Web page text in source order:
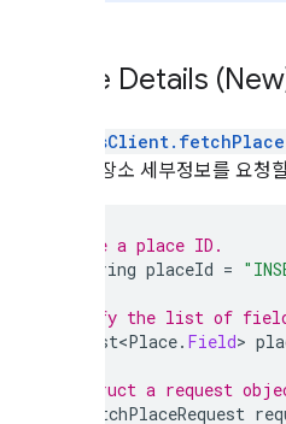
Place Details
달하여 장소 세부정보를 요청
// Define a place ID.
String placeId =
// Specify the list of
List<Place. Field>
// Construct a request
FetchPlaceRequest